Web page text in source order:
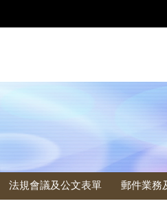
法規會議及公文表單 郵件業務